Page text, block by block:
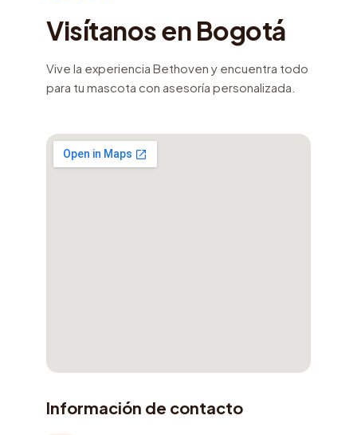
Visítanos en Bogotá
Vive la experiencia Bethoven y encuentra todo
para tu mascota con asesoría personalizada.
Información de contacto